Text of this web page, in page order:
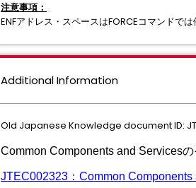
注意事項：
ENFアドレス・スペースはFORCEコマンドでは
Additional Information
Old Japanese Knowledge document ID:
Common Components and Services
JTEC002323：Common